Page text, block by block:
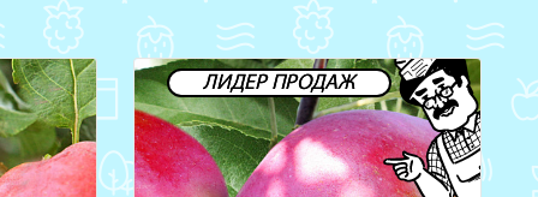
ЛИДЕР ПРОДАЖ